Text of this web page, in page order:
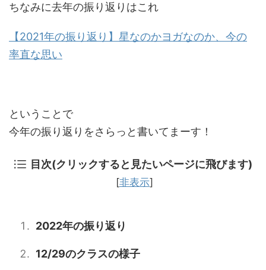
ちなみに去年の振り返りはこれ
【2021年の振り返り】星なのかヨガなのか、今の
率直な思い
ということで
今年の振り返りをさらっと書いてまーす！
目次(クリックすると見たいページに飛びます)
[非表示]
2022年の振り返り
12/29のクラスの様子